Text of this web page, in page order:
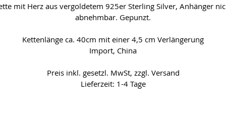
mit Herz aus vergoldetem 925er Sterling Silver, Anhänger
abnehmbar. Gepunzt.
Kettenlänge ca. 40cm mit einer 4,5 cm Verlängerung
Import, China
Preis inkl. gesetzl. MwSt, zzgl. Versand
Lieferzeit: 1-4 Tage